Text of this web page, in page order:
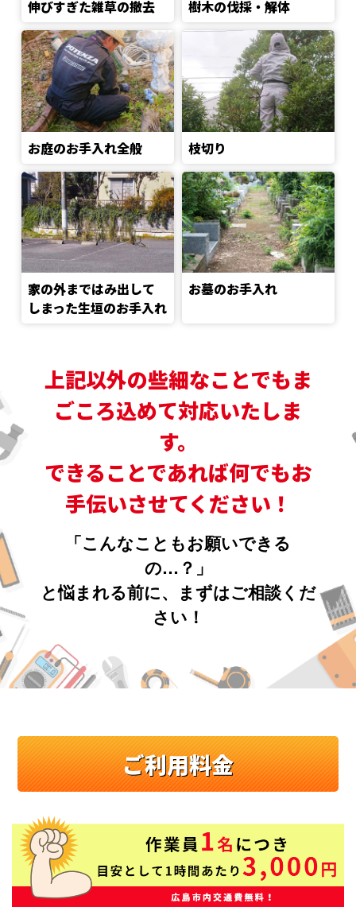
伸びすぎた雑草の撤去 樹木の伐採・解体
お庭のお手入れ全般 枝切り
家の外まではみ出して
しまった生垣のお手入れ
お墓のお手入れ
上記以外の些細なことでもま
ごころ込めて対応いたしま
す。
できることであれば何でもお
手伝いさせてください！
「こんなこともお願いできる
の…？」
と悩まれる前に、まずはご相談くだ
さい！
ご利用料金